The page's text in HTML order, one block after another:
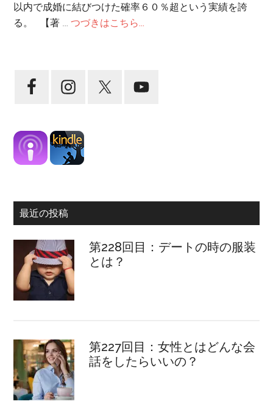
以内で成婚に結びつけた確率６０％超という実績を誇
る。 【著 …つづきはこちら...
最近の投稿
第228回目：デートの時の服装
とは？
第227回目：女性とはどんな会
話をしたらいいの？